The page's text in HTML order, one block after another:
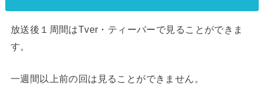
放送後１周間はTver・ティーバーで見ることができま
す。
一週間以上前の回は見ることができません。